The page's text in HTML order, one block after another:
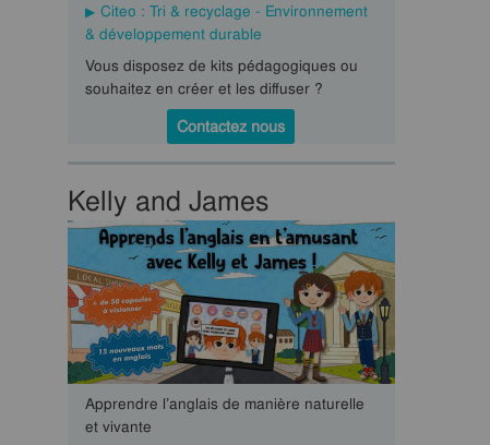
Citeo : Tri & recyclage - Environnement
& développement durable
Vous disposez de kits pédagogiques ou
souhaitez en créer et les diffuser ?
Contactez nous
Kelly and James
Apprendre l’anglais de manière naturelle
et vivante